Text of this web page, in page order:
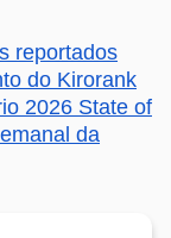
reportados
do Kirorank
2026 State of
da